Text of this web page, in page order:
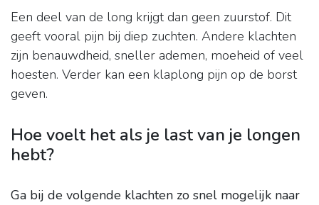
Een deel van de long krijgt dan geen zuurstof. Dit
geeft vooral pijn bij diep zuchten. Andere klachten
zijn benauwdheid, sneller ademen, moeheid of veel
hoesten. Verder kan een klaplong pijn op de borst
geven.
Hoe voelt het als je last van je longen
hebt?
Ga bij de volgende klachten zo snel mogelijk naar